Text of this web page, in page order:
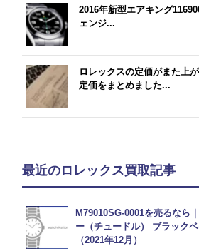
2016年新型エアキング
ェンジ...
ロレックスの定価がまた上
定価をまとめました...
最近のロレックス買取記事
M79010SG-0001を売るなら
ー（チュードル） ブラック
（2021年12月）